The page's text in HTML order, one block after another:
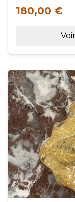
180,00 €